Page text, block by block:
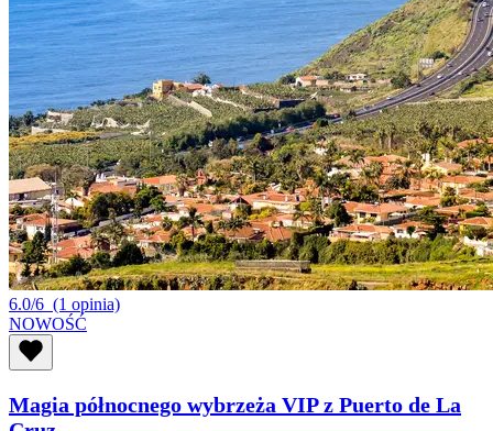
6.0/6 (1 opinia)
NOWOŚĆ
Magia północnego wybrzeża VIP z Puerto de La